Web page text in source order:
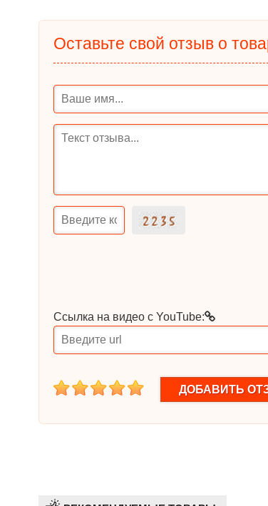
Оставьте свой отзыв о
Ссылка на видео с YouTube:
1 2 3 4 5